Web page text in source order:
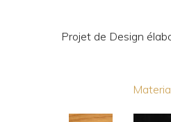
Projet de Design